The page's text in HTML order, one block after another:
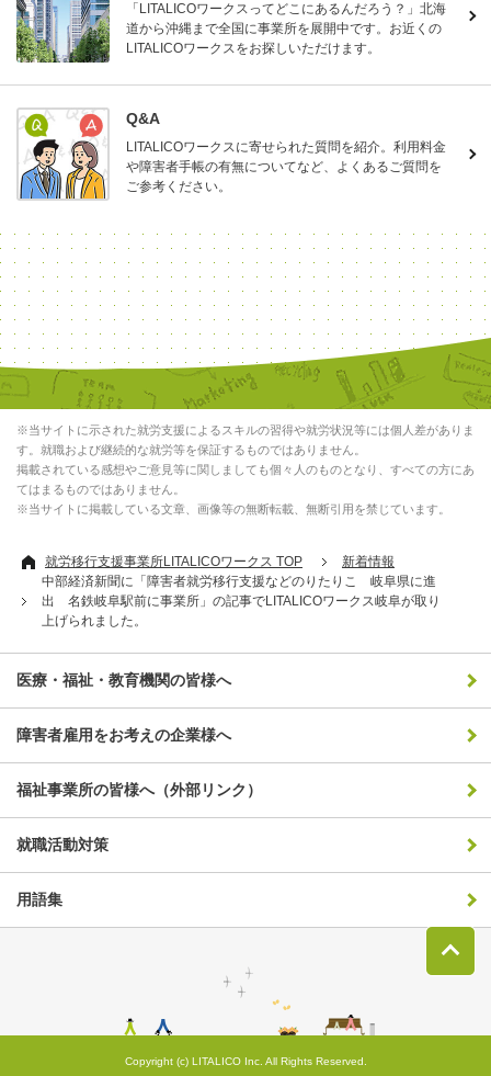
「LITALICOワークスってどこにあるんだろう？」北海
道から沖縄まで全国に事業所を展開中です。お近くの
LITALICOワークスをお探しいただけます。
Q&A
LITALICOワークスに寄せられた質問を紹介。利用料金
や障害者手帳の有無についてなど、よくあるご質問を
ご参考ください。
※当サイトに示された就労支援によるスキルの習得や就労状況等には個人差がありま
す。就職および継続的な就労等を保証するものではありません。
掲載されている感想やご意見等に関しましても個々人のものとなり、すべての方にあ
てはまるものではありません。
※当サイトに掲載している文章、画像等の無断転載、無断引用を禁じています。
就労移行支援事業所LITALICOワークス TOP
新着情報
中部経済新聞に「障害者就労移行支援などのりたりこ 岐阜県に進
出 名鉄岐阜駅前に事業所」の記事でLITALICOワークス岐阜が取り
上げられました。
医療・福祉・教育機関の皆様へ
障害者雇用をお考えの企業様へ
福祉事業所の皆様へ（外部リンク）
就職活動対策
用語集
Copyright (c) LITALICO Inc. All Rights Reserved.